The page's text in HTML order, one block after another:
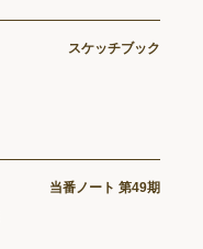
スケッチブック
当番ノート 第49期